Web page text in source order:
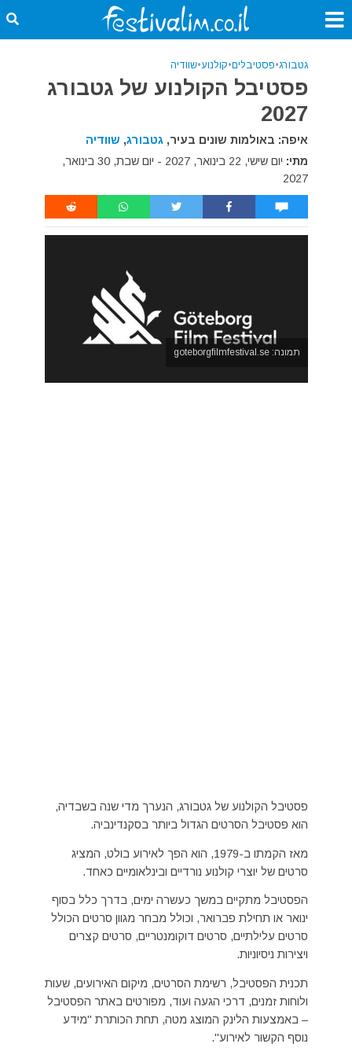
גטבורג•פסטיבלים•קולנוע•שוודיה
פסטיבל הקולנוע של גטבורג
2027
איפה: באולמות שונים בעיר, גטבורג, שוודיה
מתי:
יום שישי, 22 בינואר, 2027 - יום שבת, 30 בינואר,
2027
תמונה: goteborgfilmfestival.se
פסטיבל הקולנוע של גטבורג, הנערך מדי שנה בשבדיה,
הוא פסטיבל הסרטים הגדול ביותר בסקנדינביה.
מאז הקמתו ב-1979, הוא הפך לאירוע בולט, המציג
סרטים של יוצרי קולנוע נורדיים ובינלאומיים כאחד.
הפסטיבל מתקיים במשך כעשרה ימים, בדרך כלל בסוף
ינואר או תחילת פברואר, וכולל מבחר מגוון סרטים הכולל
סרטים עלילתיים, סרטים דוקומנטריים, סרטים קצרים
ויצירות ניסיוניות.
תכנית הפסטיבל, רשימת הסרטים, מיקום האירועים, שעות
ולוחות זמנים, דרכי הגעה ועוד, מפורטים באתר הפסטיבל
– באמצעות הלינק המוצג מטה, תחת הכותרת "מידע
נוסף הקשור לאירוע".